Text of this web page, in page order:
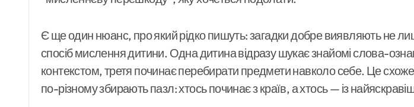
Є ще один нюанс, про який рідко пишуть: загадки добре виявляють не
спосіб мислення дитини. Одна дитина відразу шукає знайомі слова-
контекстом, третя починає перебирати предмети навколо себе. Це схоже
по-різному збирають пазл: хтось починає з країв, а хтось — із